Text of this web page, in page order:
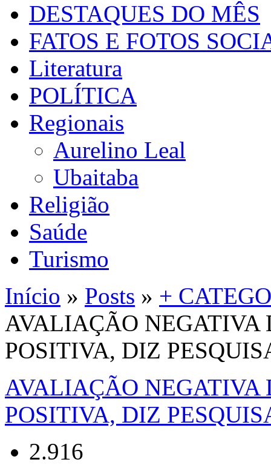
DESTAQUES DO MÊS
FATOS E FOTOS
Literatura
POLÍTICA
Regionais
Aurelino Leal
Ubaitaba
Religião
Saúde
Turismo
Início » Posts » +
AVALIAÇÃO NEGATIVA
POSITIVA, DIZ
AVALIAÇÃO NEGATIVA
POSITIVA, DIZ
2.916